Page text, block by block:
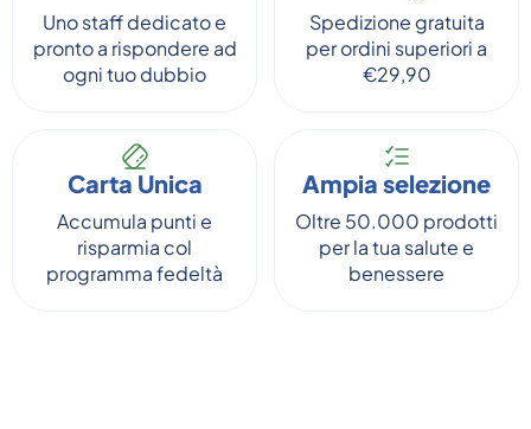
Uno staff dedicato e
pronto a rispondere ad
ogni tuo dubbio
Spedizione gratuita
per ordini superiori a
€29,90
Carta Unica
Accumula punti e
risparmia col
programma fedeltà
Ampia selezione
Oltre 50.000 prodotti
per la tua salute e
benessere